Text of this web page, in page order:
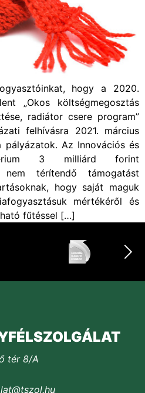
hogy a 2020.
„Okos költségmegosztás
radiátor csere program”
felhívásra 2021. március
Az Innovációs és
3 milliárd forint
nem térítendő támogatást
hogy saját maguk
mértékéről és
fűtéssel […]
tér 8/A